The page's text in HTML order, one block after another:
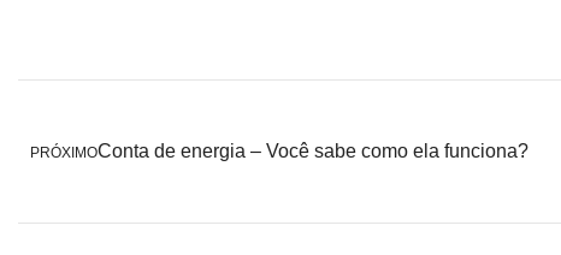
PRÓXIMOConta de energia – Você sabe como ela funciona?